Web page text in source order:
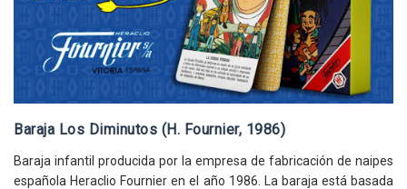
Baraja Los Diminutos (H. Fournier, 1986)
Baraja infantil producida por la empresa de fabricación de naipes
española Heraclio Fournier en el año 1986. La baraja está basada